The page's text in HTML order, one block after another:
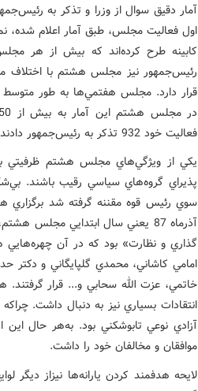
آمار دقيق سوال از وزرا و تذکر به
کابينه طرح کرده‌اند که بيش از هر
رئيس‌جمهور نيز مجلس هشتم با
فعاليت خود 932 تذکر به رئيس‌جمهور دادند.
يکي از ويژگي‌هاي مجلس هشتم ظرفيتي
پذيراي گروه‌هاي سياسي رقيب باشند.
گذاري و نظارت» بود که در آن
امامي کاشاني، محمدي گلپايگاني و دكتر
خاتمي، عزت الله سحابي و... قرار گرفتند.
انتقادات بسياري نيز به دنبال داشت.
آزادي نوعي تابوشکني بود. به‌هر حال اين
موافقان و مخالفان خود را داشت.
لايحه هدفمند کردن يارانه‌ها نيزاز